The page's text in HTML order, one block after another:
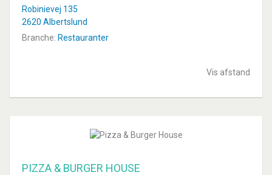
Robinievej 135
2620 Albertslund
Branche: Restauranter
Vis afstand
PIZZA & BURGER HOUSE